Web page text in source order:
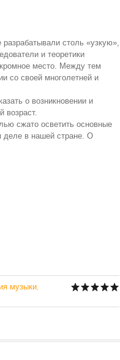
столь «узкую»,
и теоретики
место. Между тем
со своей многолетней и
о возникновении и
возраст.
сжато осветить основные
деле в нашей стране. О
музыки